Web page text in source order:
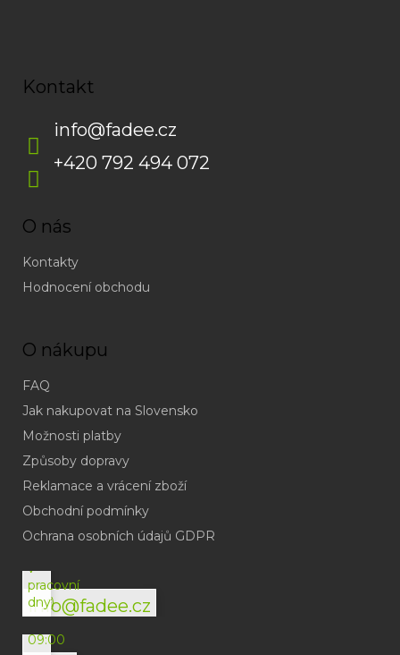
Kontakt
info@fadee.cz
+420 792 494 072
O nás
Kontakty
Hodnocení obchodu
O nákupu
FAQ
Jak nakupovat na Slovensko
Možnosti platby
Způsoby dopravy
Reklamace a vrácení zboží
Obchodní podmínky
Ochrana osobních údajů GDPR
info@fadee.cz
(odpověď
do
v
pracovní
dny)
(Po-
09:00